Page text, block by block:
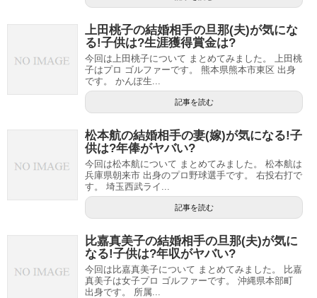
上田桃子の結婚相手の旦那(夫)が気にな
る!子供は?生涯獲得賞金は?
今回は上田桃子について まとめてみました。 上田桃
子はプロ ゴルファーです。 熊本県熊本市東区 出身
です。 かんぽ生...
記事を読む
松本航の結婚相手の妻(嫁)が気になる!子
供は?年俸がヤバい?
今回は松本航について まとめてみました。 松本航は
兵庫県朝来市 出身のプロ野球選手です。 右投右打で
す。 埼玉西武ライ...
記事を読む
比嘉真美子の結婚相手の旦那(夫)が気に
なる!子供は?年収がヤバい?
今回は比嘉真美子について まとめてみました。 比嘉
真美子は女子プロ ゴルファーです。 沖縄県本部町
出身です。 所属...